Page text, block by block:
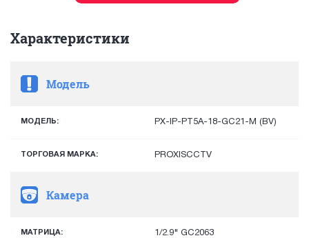
Характеристики
Модель
МОДЕЛЬ: PX-IP-PT5A-18-GC21-M (BV)
ТОРГОВАЯ МАРКА: PROXISCCTV
Камера
МАТРИЦА: 1/2.9" GC2063